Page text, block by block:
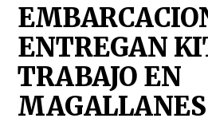
ENTREGAN
TRABAJO EN
MAGALLANES